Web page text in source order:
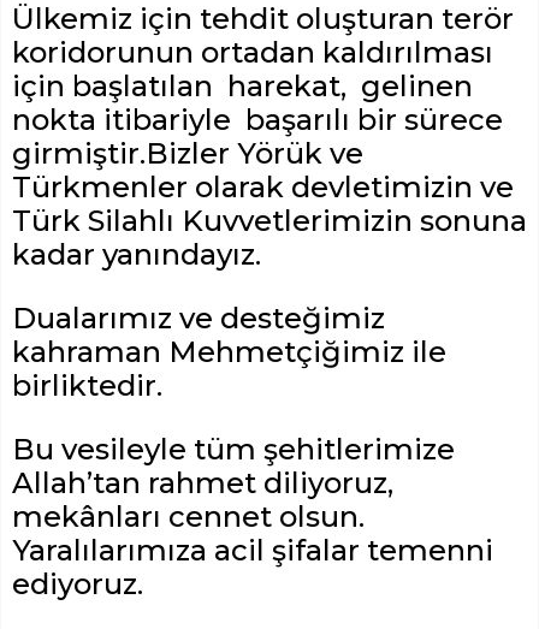
Ülkemiz için tehdit oluşturan terör
koridorunun ortadan kaldırılması
için başlatılan harekat, gelinen
nokta itibariyle başarılı bir sürece
girmiştir.Bizler Yörük ve
Türkmenler olarak devletimizin ve
Türk Silahlı Kuvvetlerimizin sonuna
kadar yanındayız.
Dualarımız ve desteğimiz
kahraman Mehmetçiğimiz ile
birliktedir.
Bu vesileyle tüm şehitlerimize
Allah’tan rahmet diliyoruz,
mekânları cennet olsun.
Yaralılarımıza acil şifalar temenni
ediyoruz.